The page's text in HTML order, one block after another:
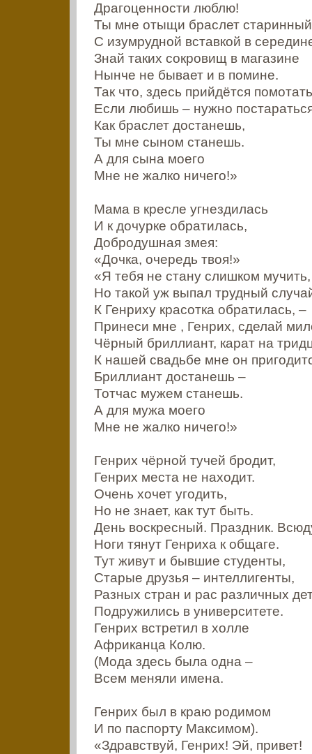
Драгоценности люблю!
Ты мне отыщи браслет старинный
С изумрудной вставкой в
Знай таких сокровищ в магазине
Нынче не бывает и в помине.
Так что, здесь прийдётся
Если любишь – нужно
Как браслет достанешь,
Ты мне сыном станешь.
А для сына моего
Мне не жалко ничего!»
Мама в кресле угнездилась
И к дочурке обратилась,
Добродушная змея:
«Дочка, очередь твоя!»
«Я тебя не стану слишком мучить,
Но такой уж выпал трудный
К Генриху красотка обратилась, –
Принеси мне , Генрих, сделай
Чёрный бриллиант, карат на
К нашей свадьбе мне он
Бриллиант достанешь –
Тотчас мужем станешь.
А для мужа моего
Мне не жалко ничего!»
Генрих чёрной тучей бродит,
Генрих места не находит.
Очень хочет угодить,
Но не знает, как тут быть.
День воскресный. Праздник.
Ноги тянут Генриха к общаге.
Тут живут и бывшие студенты,
Старые друзья – интеллигенты,
Разных стран и рас различных
Подружились в университете.
Генрих встретил в холле
Африканца Колю.
(Мода здесь была одна –
Всем меняли имена.
Генрих был в краю родимом
И по паспорту Максимом).
«Здравствуй, Генрих! Эй, привет!